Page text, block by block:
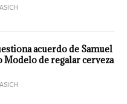
ASICH
acuerdo de Samuel
Modelo de regalar cerveza
ASICH